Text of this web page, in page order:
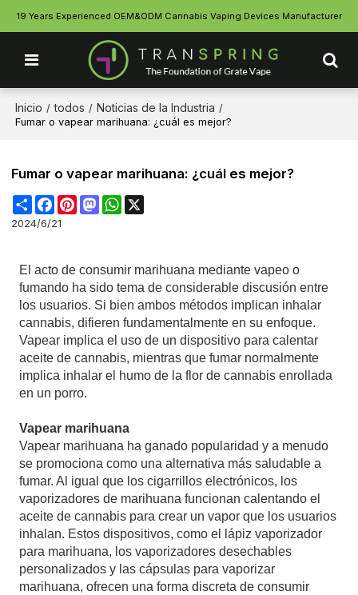
19 Years Experienced OEM&ODM Cannabis Vaping Devices Manufacturer
Inicio / todos / Noticias de la Industria /
Fumar o vapear marihuana: ¿cuál es mejor?
Fumar o vapear marihuana: ¿cuál es mejor?
ShareFacebookPinterestMastodonWhatsApp
2024/6/21
El acto de consumir marihuana mediante vapeo o
fumando ha sido tema de considerable discusión entre
los usuarios. Si bien ambos métodos implican inhalar
cannabis, difieren fundamentalmente en su enfoque.
Vapear implica el uso de un dispositivo para calentar
aceite de cannabis, mientras que fumar normalmente
implica inhalar el humo de la flor de cannabis enrollada
en un porro.
Vapear marihuana
Vapear marihuana ha ganado popularidad y a menudo
se promociona como una alternativa más saludable a
fumar. Al igual que los cigarrillos electrónicos, los
vaporizadores de marihuana funcionan calentando el
aceite de cannabis para crear un vapor que los usuarios
inhalan. Estos dispositivos, como el lápiz vaporizador
para marihuana, los vaporizadores desechables
personalizados y las cápsulas para vaporizar
marihuana, ofrecen una forma discreta de consumir